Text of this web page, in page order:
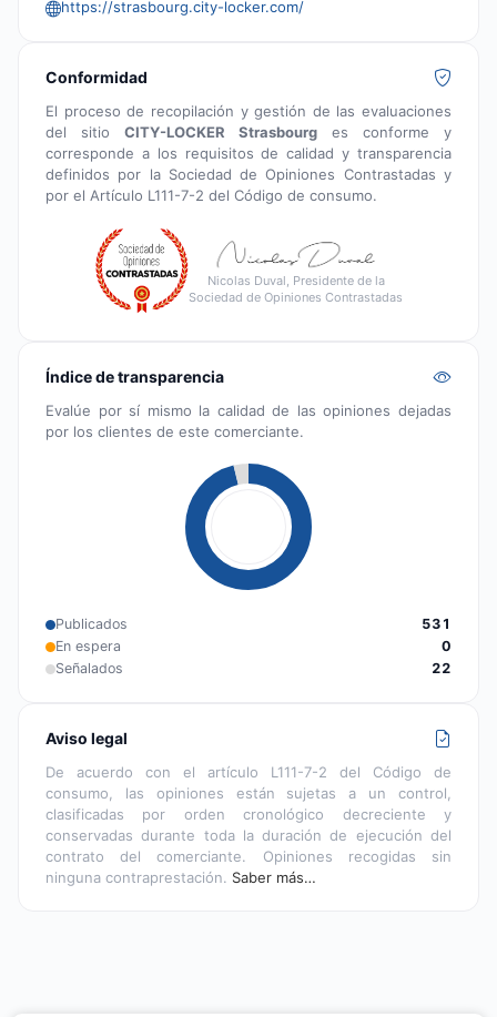
https://strasbourg.city-locker.com/
Conformidad
El proceso de recopilación y gestión de las evaluaciones
del sitio CITY-LOCKER Strasbourg es conforme y
corresponde a los requisitos de calidad y transparencia
definidos por la Sociedad de Opiniones Contrastadas y
por el Artículo L111-7-2 del Código de consumo.
Nicolas Duval, Presidente de la
Sociedad de Opiniones Contrastadas
Índice de transparencia
Evalúe por sí mismo la calidad de las opiniones dejadas
por los clientes de este comerciante.
Publicados
531
En espera
0
Señalados
22
Aviso legal
De acuerdo con el artículo L111-7-2 del Código de
consumo, las opiniones están sujetas a un control,
clasificadas por orden cronológico decreciente y
conservadas durante toda la duración de ejecución del
contrato del comerciante. Opiniones recogidas sin
ninguna contraprestación. Saber más…